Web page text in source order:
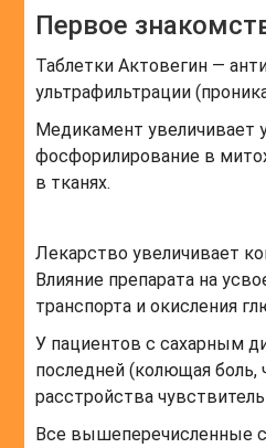
Первое
Таблетки Актовегин —
ультрафильтрации
Медикамент увеличивает
фосфорилирование в
в тканях.
Лекарство увеличивает
Влияние препарата на
транспорта и окисления
У пациентов с сахарным
последней (колющая
расстройства
Все вышеперечисленные